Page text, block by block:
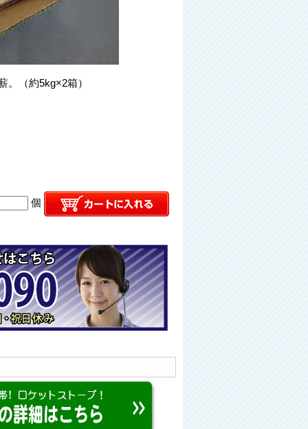
。（約5kg×2箱）
個